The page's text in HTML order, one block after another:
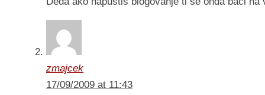
zmajcek
17/09/2009 at 11:43